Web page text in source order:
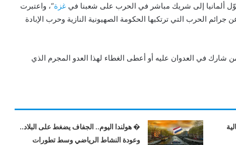
ألمانيا إلى شريك مباشر في الحرب على شعبنا في غزة“، واعتبرت
جرائم الحرب التي ترتكبها الحكومة الصهيونية النازية وحرب الإبادة
في العدوان عليه أو أعطى الغطاء لهذا العدو المجرم الذي
� هولندا اليوم.. الجفاف يضغط على البلاد..
وعودة النشاط الرياضي وسط تطورات